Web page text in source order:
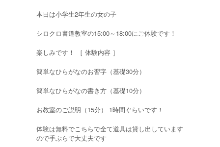
本日は小学生2年生の女の子
シロクロ書道教室の15:00～18:00にご体験です！
楽しみです！ ［ 体験内容 ］
簡単なひらがなのお習字（基礎30分）
簡単なひらがなの書き方（基礎10分）
お教室のご説明（15分） 1時間ぐらいです！
体験は無料でこちらで全て道具は貸し出しています
ので手ぶらで大丈夫です